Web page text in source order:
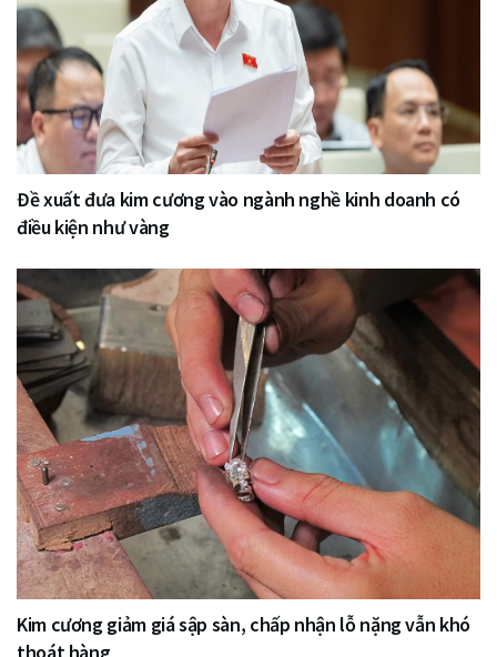
Đề xuất đưa kim cương vào ngành nghề kinh doanh có
điều kiện như vàng
Kim cương giảm giá sập sàn, chấp nhận lỗ nặng vẫn khó